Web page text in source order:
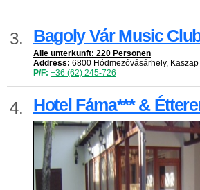
3. Bagoly Vár Music
Alle unterkunft: 220 Personen
Address: 6800 Hódmezővásárhely, Kaszap
P/F: +36 (62) 245-726
4. Hotel Fáma*** &